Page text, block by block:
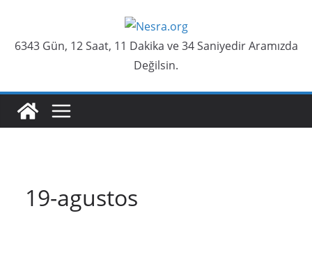
content
6343 Gün, 12 Saat, 11 Dakika ve 34 Saniyedir Aramızda
Değilsin.
19-agustos